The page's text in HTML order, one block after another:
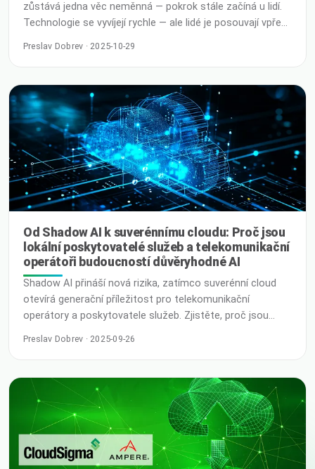
zůstává jedna věc neměnná — pokrok stále začíná u lidí.
Technologie se vyvíjejí rychle — ale lidé je posouvají vpřed.
Právě jsem se vrátil ze služební cesty — a brzy se
kdy jindy: pro … Číst dál
Preslav Dobrev · 2025-10-29
Od Shadow AI k suverénnímu cloudu: Proč jsou
lokální poskytovatelé služeb a telekomunikační
operátoři budoucností důvěryhodné AI
Shadow AI přináší nová rizika, zatímco suverénní cloud
otevírá generační příležitost pro telekomunikační
operátory a poskytovatele služeb. Zjistěte, proč jsou
důvěra, lokální odbornost a globální spolupráce klíčem k
na křižovatce. V nedávných rozhovorech s partnery a …
Číst více
Preslav Dobrev · 2025-09-26